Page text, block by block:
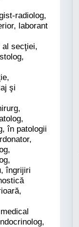
radiolog,
laborant
al secţiei,
şi
în patologii
îngrijiri